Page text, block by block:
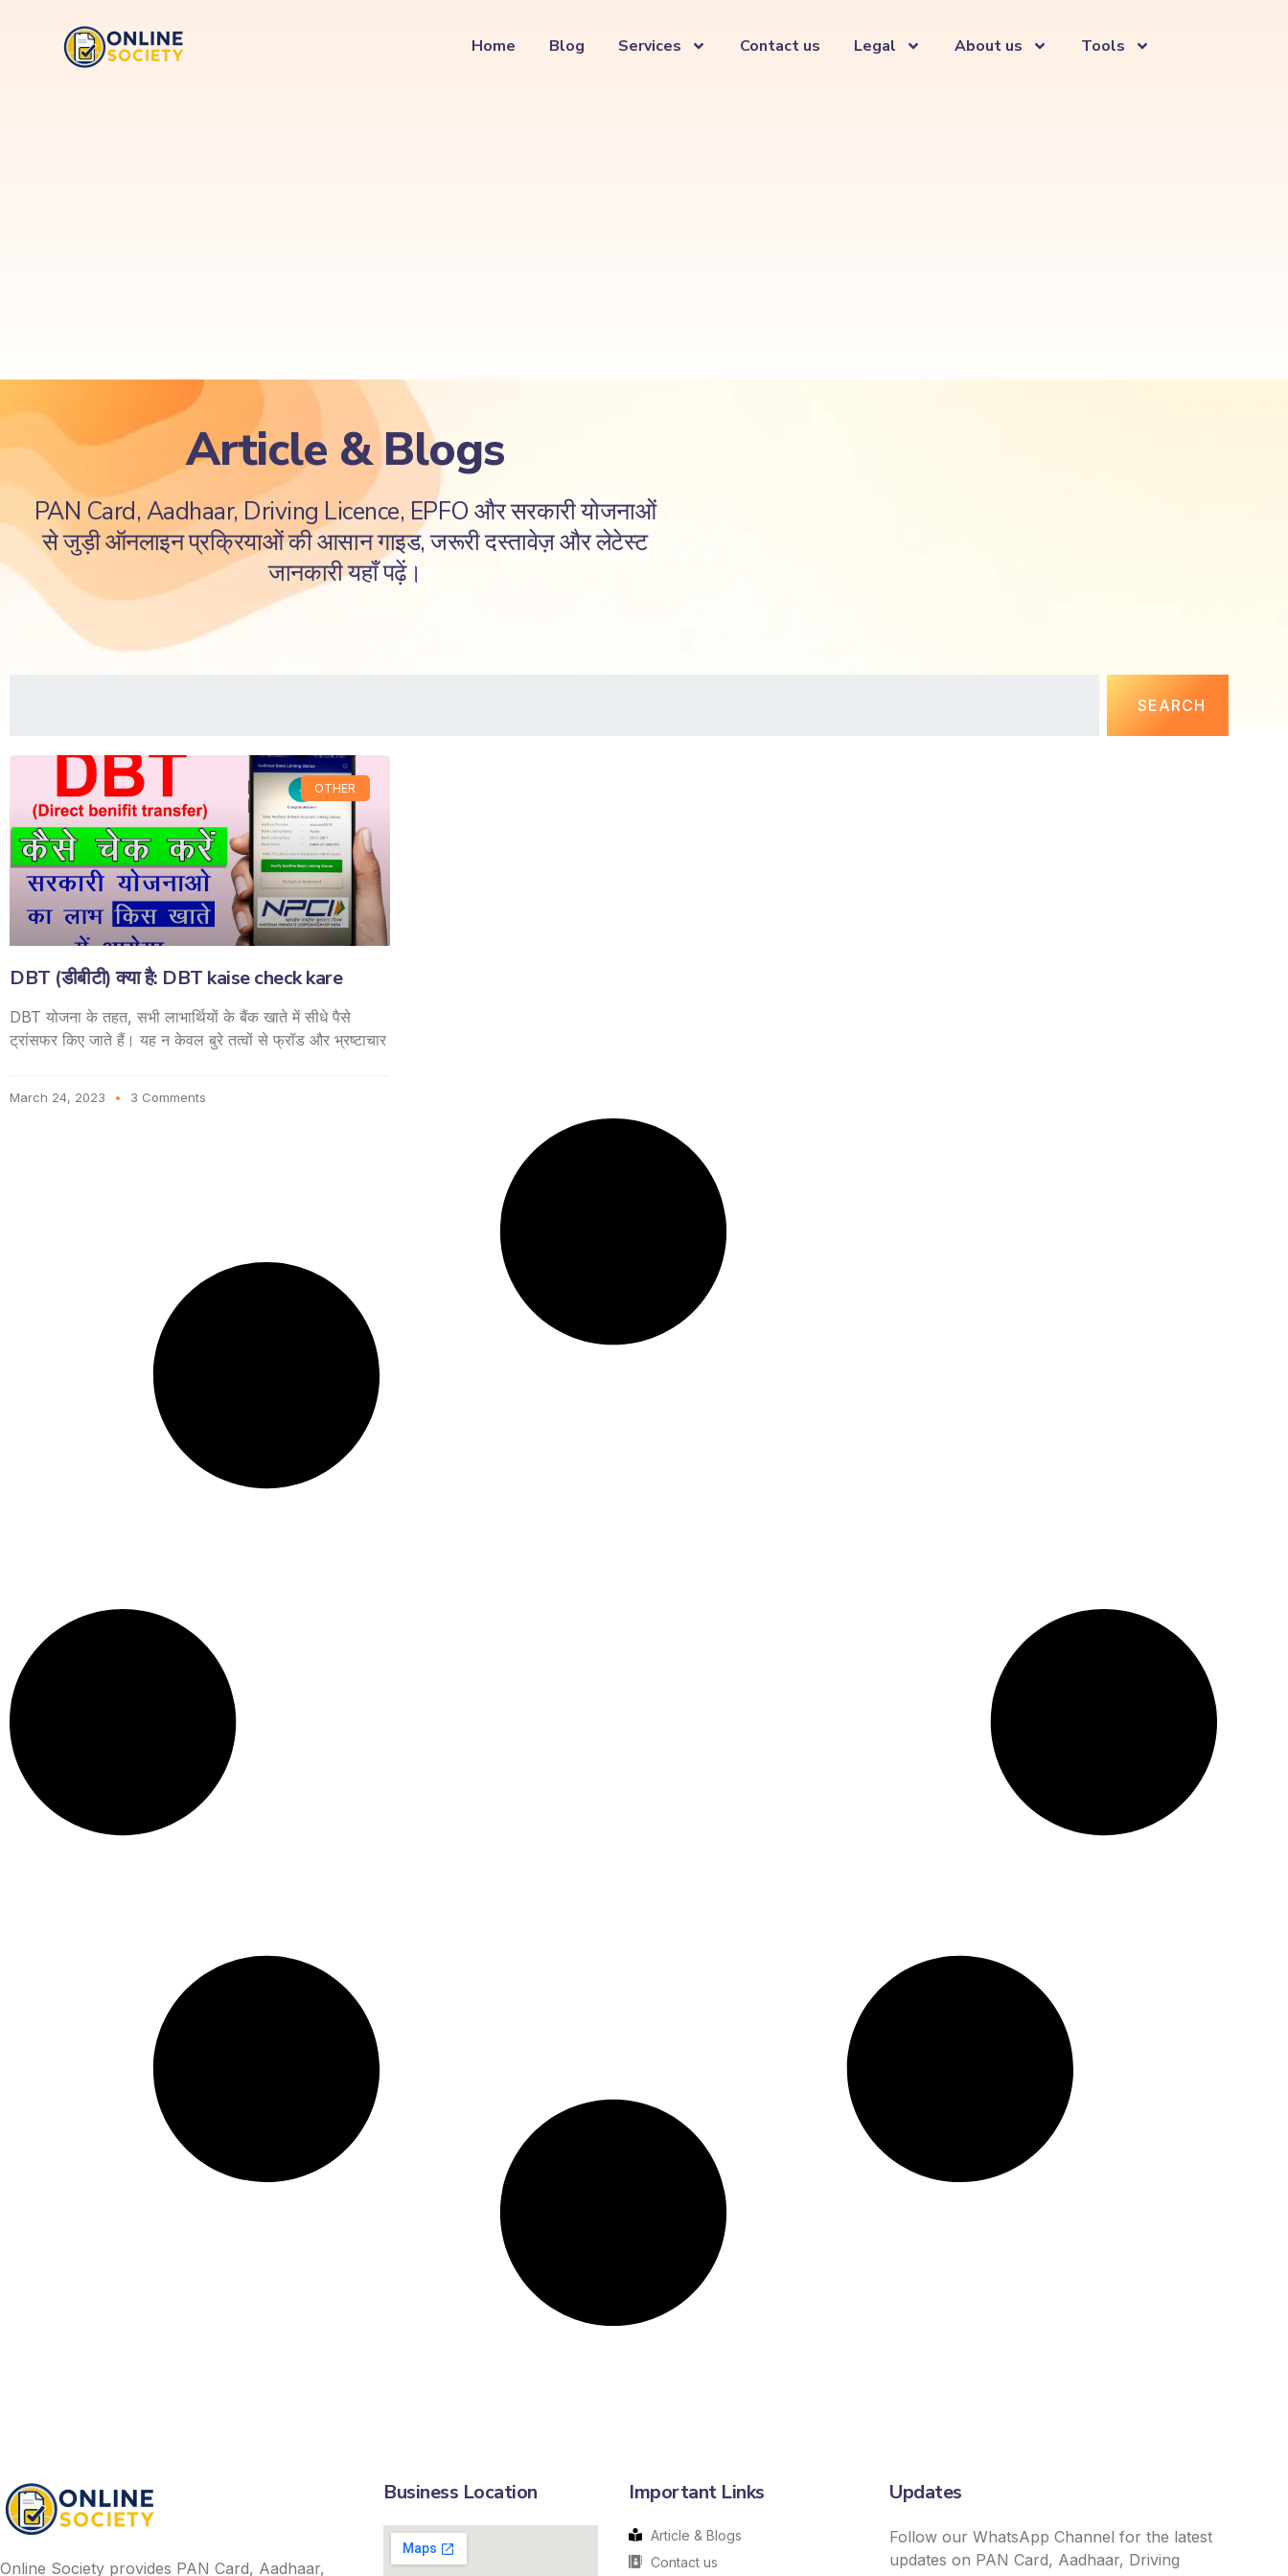
Home Blog Services Contact us Legal About us Tools
Article & Blogs
PAN Card, Aadhaar, Driving Licence, EPFO और सरकारी योजनाओं
से जुड़ी ऑनलाइन प्रक्रियाओं की आसान गाइड, जरूरी दस्तावेज़ और लेटेस्ट
जानकारी यहाँ पढ़ें।
SEARCH
OTHER
DBT (डीबीटी) क्या है: DBT kaise check kare
DBT योजना के तहत, सभी लाभार्थियों के बैंक खाते में सीधे पैसे
ट्रांसफर किए जाते हैं। यह न केवल बुरे तत्वों से फ्रॉड और भ्रष्टाचार
March 24, 2023 3 Comments
Online Society provides PAN Card, Aadhaar,
Business Location Important Links
Article & Blogs
Contact us
Updates
Follow our WhatsApp Channel for the latest
updates on PAN Card, Aadhaar, Driving